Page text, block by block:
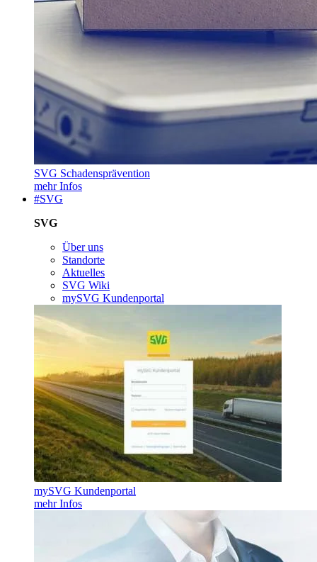
SVG Schadensprävention
mehr Infos
#SVG
SVG
Über uns
Standorte
Aktuelles
SVG Wiki
mySVG Kundenportal
mySVG Kundenportal
mehr Infos